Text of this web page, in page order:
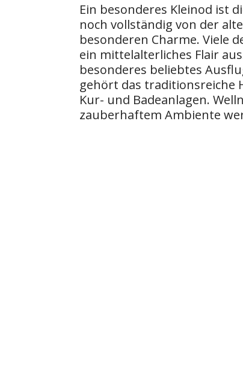
Ein besonderes Kleinod ist
noch vollständig von der
besonderen Charme. Viele
ein mittelalterliches Flair
besonderes beliebtes
gehört das traditionsreiche
Kur- und Badeanlagen.
zauberhaftem Ambiente